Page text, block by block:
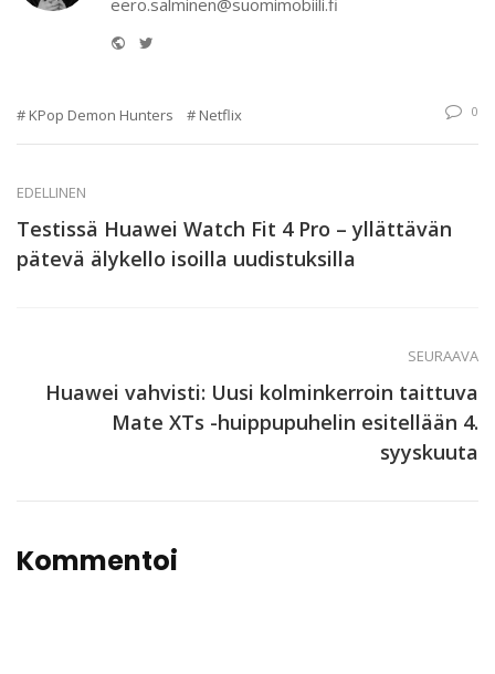
eero.salminen@suomimobiili.fi
Website
KPop Demon Hunters Netflix 0
EDELLINEN
Testissä Huawei Watch Fit 4 Pro – yllättävän
pätevä älykello isoilla uudistuksilla
SEURAAVA
Huawei vahvisti: Uusi kolminkerroin taittuva
Mate XTs -huippupuhelin esitellään 4.
syyskuuta
Kommentoi